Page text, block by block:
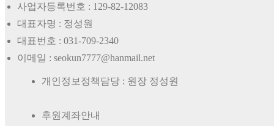
사업자등록번호 : 129-82-12083
대표자명 : 정성원
대표번호 : 031-709-2340
이메일 : seokun7777@hanmail.net
개인정보정책담당 : 원장 정성원
후원계좌안내